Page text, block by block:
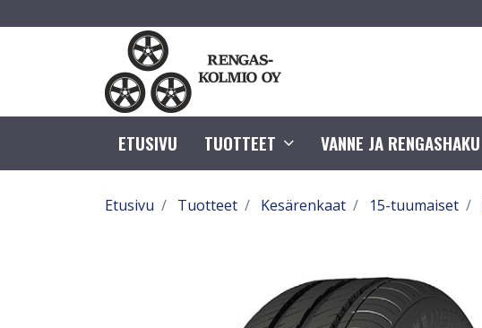
ETUSIVU TUOTTEET VANNE JA RENGASHAKU
Etusivu Tuotteet Kesärenkaat 15-tuumaiset